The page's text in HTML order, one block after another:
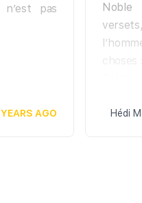
pas
AGO
Noble
ilHédi